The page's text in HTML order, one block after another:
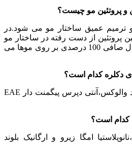
ترمیم عمیق ساختار مو می شود.در
پروتئین از دست رفته در ساختار مو
شده و کراتین نیز سبب اعمال صافی 100 درصدی بر روی موها می
بوتاکس موهای ارگانیک بلوند والوکس،آنتی دپرس پیگمنت دار EAE
امگا زیرو و ارگانیک بلوند